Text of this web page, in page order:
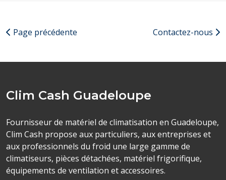
Page précédente Contactez-nous
Clim Cash Guadeloupe
Fournisseur de matériel de climatisation en Guadeloupe,
Clim Cash propose aux particuliers, aux entreprises et
aux professionnels du froid une large gamme de
climatiseurs, pièces détachées, matériel frigorifique,
équipements de ventilation et accessoires.